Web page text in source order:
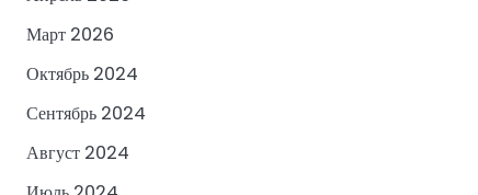
Март 2026
Октябрь 2024
Сентябрь 2024
Август 2024